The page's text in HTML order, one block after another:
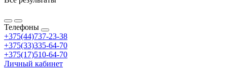
Телефоны
+375(44)737-23-38
+375(33)335-64-70
+375(17)510-64-70
Личный кабинет